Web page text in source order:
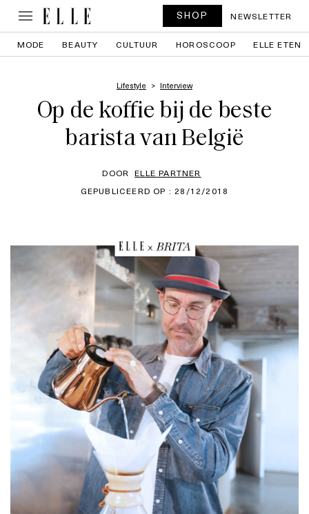
SHOP NEWSLETTER
MODE BEAUTY CULTUUR HOROSCOOP ELLE ETEN
Lifestyle Interview
Op de koffie bij de beste
barista van België
DOOR ELLE PARTNER
GEPUBLICEERD OP : 28/12/2018